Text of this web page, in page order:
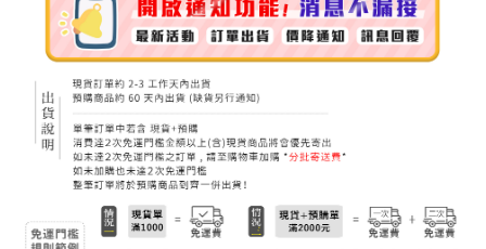
每筆NT$250，滿NT$3,000(含以上)免運費
付款後門市自取
免運費